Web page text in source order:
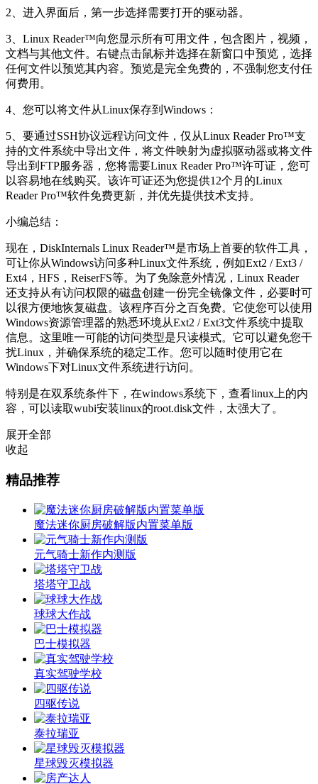
2、进入界面后，第一步选择需要打开的驱动器。
3、Linux Reader™向您显示所有可用文件，包含图片，视频，
文档与其他文件。右键点击鼠标并选择在新窗口中预览，选择
任何文件以预览其内容。预览是完全免费的，不强制您支付任
何费用。
4、您可以将文件从Linux保存到Windows：
5、要通过SSH协议远程访问文件，仅从Linux Reader Pro™支
持的文件系统中导出文件，将文件映射为虚拟驱动器或将文件
导出到FTP服务器，您将需要Linux Reader Pro™许可证，您可
以容易地在线购买。该许可证还为您提供12个月的Linux
Reader Pro™软件免费更新，并优先提供技术支持。
小编总结：
现在，DiskInternals Linux Reader™是市场上首要的软件工具，
可让你从Windows访问多种Linux文件系统，例如Ext2 / Ext3 /
Ext4，HFS，ReiserFS等。为了免除意外情况，Linux Reader
还支持从有访问权限的磁盘创建一份完全镜像文件，必要时可
以很方便地恢复磁盘。该程序百分之百免费。它使您可以使用
Windows资源管理器的熟悉环境从Ext2 / Ext3文件系统中提取
信息。这里唯一可能的访问类型是只读模式。它可以避免您干
扰Linux，并确保系统的稳定工作。您可以随时使用它在
Windows下对Linux文件系统进行访问。
特别是在双系统条件下，在windows系统下，查看linux上的内
容，可以读取wubi安装linux的root.disk文件，太强大了。
展开全部
收起
精品推荐
魔法迷你厨房破解版内置菜单版
元气骑士新作内测版
塔塔守卫战
球球大作战
巴士模拟器
真实驾驶学校
四驱传说
泰拉瑞亚
星球毁灭模拟器